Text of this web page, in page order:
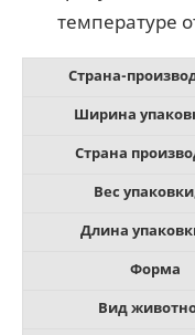
температуре
Страна-
Ширина
Страна
Вес
Длина
Форма
Вид